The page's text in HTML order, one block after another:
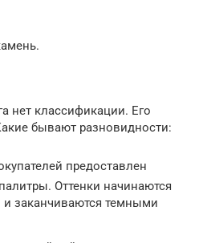
нет классификации. Его
бывают разновидности:
предоставлен
Оттенки начинаются
и заканчиваются темными